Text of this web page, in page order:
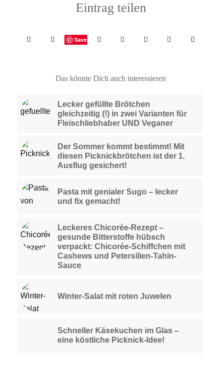
Eintrag teilen
Save
Das könnte Dich auch interessieren
Lecker gefüllte Brötchen
gleichzeitig (!) in zwei Varianten für
Fleischliebhaber UND Veganer
Der Sommer kommt bestimmt! Mit
diesen Picknickbrötchen ist der 1.
Ausflug gesichert!
Pasta mit genialer Sugo – lecker
und fix gemacht!
Leckeres Chicorée-Rezept –
gesunde Bitterstoffe hübsch
verpackt: Chicorée-Schiffchen mit
Cashews und Petersilien-Tahin-
Sauce
Winter-Salat mit roten Juwelen
Schneller Käsekuchen im Glas –
eine köstliche Picknick-Idee!